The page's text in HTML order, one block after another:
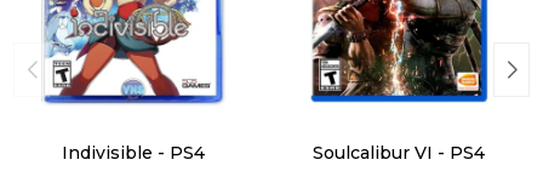
Indivisible - PS4 Soulcalibur VI - PS4